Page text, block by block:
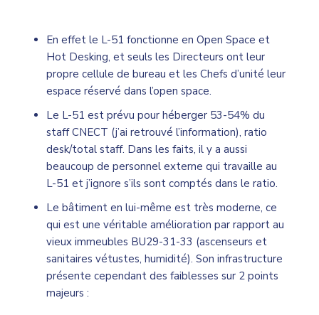
En effet le L-51 fonctionne en Open Space et
Hot Desking, et seuls les Directeurs ont leur
propre cellule de bureau et les Chefs d’unité leur
espace réservé dans l’open space.
Le L-51 est prévu pour héberger 53-54% du
staff CNECT (j’ai retrouvé l’information), ratio
desk/total staff. Dans les faits, il y a aussi
beaucoup de personnel externe qui travaille au
L-51 et j’ignore s’ils sont comptés dans le ratio.
Le bâtiment en lui-même est très moderne, ce
qui est une véritable amélioration par rapport au
vieux immeubles BU29-31-33 (ascenseurs et
sanitaires vétustes, humidité). Son infrastructure
présente cependant des faiblesses sur 2 points
majeurs :